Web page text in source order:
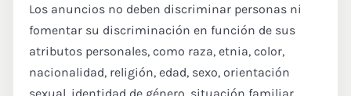
Los anuncios no deben discriminar personas ni
fomentar su discriminación en función de sus
atributos personales, como raza, etnia, color,
nacionalidad, religión, edad, sexo, orientación